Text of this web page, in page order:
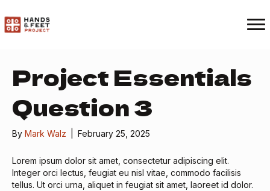
Project Essentials
Question 3
By Mark Walz February 25, 2025
Lorem ipsum dolor sit amet, consectetur adipiscing elit.
Integer orci lectus, feugiat eu nisl vitae, commodo facilisis
tellus. Ut orci urna, aliquet in feugiat sit amet, laoreet id dolor.